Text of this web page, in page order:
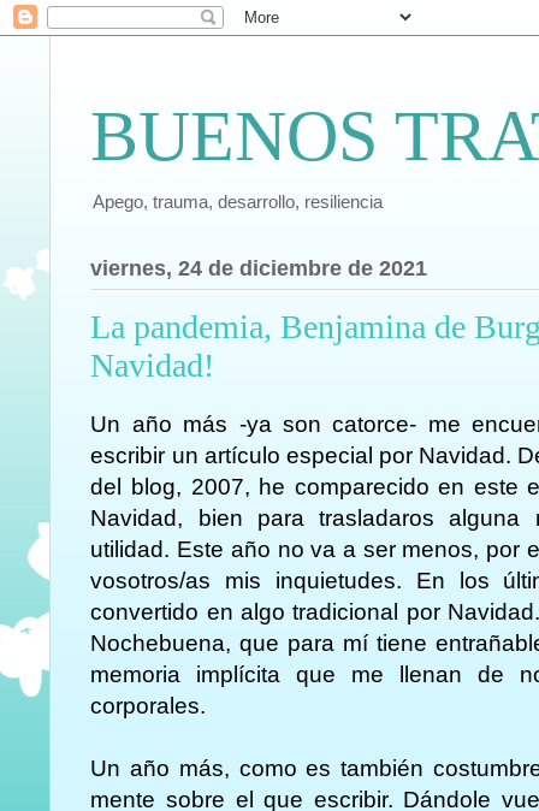
BUENOS
Apego, trauma, desarrollo, resiliencia
viernes, 24 de diciembre de 2021
La pandemia, Benjamina de
Navidad!
Un año más -ya son catorce- me
escribir un artículo especial por Navidad.
del blog, 2007, he comparecido en este
Navidad, bien para trasladaros
utilidad. Este año no va a ser menos, por
vosotros/as mis inquietudes. En los
convertido en algo tradicional por
Nochebuena, que para mí tiene
memoria implícita que me llenan de
corporales.
Un año más, como es también
mente sobre el que escribir. Dándole